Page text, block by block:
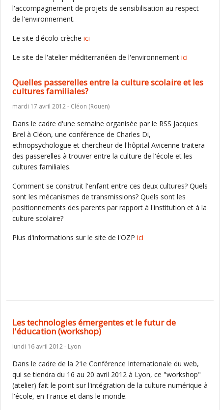
l'accompagnement de projets de sensibilisation au respect
de l'environnement.
Le site d'écolo crèche ici
Le site de l'atelier méditerranéen de l'environnement ici
Quelles passerelles entre la culture scolaire et les
cultures familiales?
mardi 17 avril 2012 - Cléon (Rouen)
Dans le cadre d'une semaine organisée par le RSS Jacques
Brel à Cléon, une conférence de Charles Di,
ethnopsychologue et chercheur de l'hôpital Avicenne traitera
des passerelles à trouver entre la culture de l'école et les
cultures familiales.
Comment se construit l'enfant entre ces deux cultures? Quels
sont les mécanismes de transmissions? Quels sont les
positionnements des parents par rapport à l'institution et à la
culture scolaire?
Plus d'informations sur le site de l'OZP ici
Les technologies émergentes et le futur de
l'éducation (workshop)
lundi 16 avril 2012 - Lyon
Dans le cadre de la 21e Conférence Internationale du web,
qui se tiendra du 16 au 20 avril 2012 à Lyon, ce "workshop"
(atelier) fait le point sur l'intégration de la culture numérique à
l'école, en France et dans le monde.